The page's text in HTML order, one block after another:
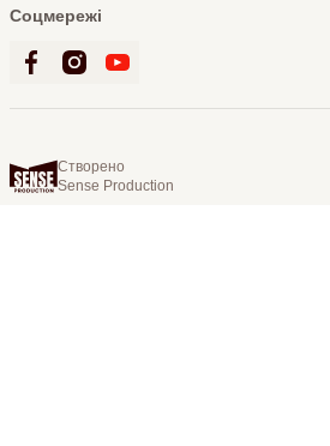
Соцмережі
Створено
Sense Production